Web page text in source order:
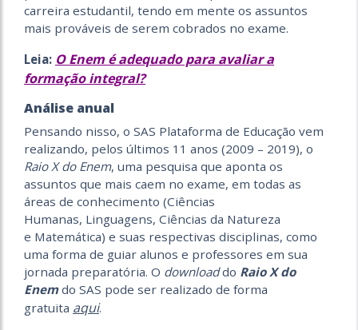
carreira estudantil, tendo em mente os assuntos
mais prováveis de serem cobrados no exame.
Leia: O Enem é adequado para avaliar a
formação integral?
Análise anual
Pensando nisso, o SAS Plataforma de Educação vem
realizando, pelos últimos 11 anos (2009 – 2019), o
Raio X do Enem, uma pesquisa que aponta os
assuntos que mais caem no exame, em todas as
áreas de conhecimento (Ciências
Humanas, Linguagens, Ciências da Natureza
e Matemática) e suas respectivas disciplinas, como
uma forma de guiar alunos e professores em sua
jornada preparatória. O downloaddo Raio X do
Enemdo SAS pode ser realizado de forma
gratuita aqui.